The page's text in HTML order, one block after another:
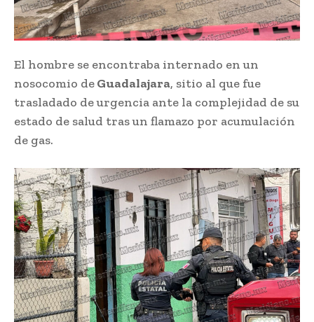
El hombre se encontraba internado en un
nosocomio deGuadalajara, sitio al que fue
trasladado de urgencia ante la complejidad de su
estado de salud tras un flamazo por acumulación
de gas.